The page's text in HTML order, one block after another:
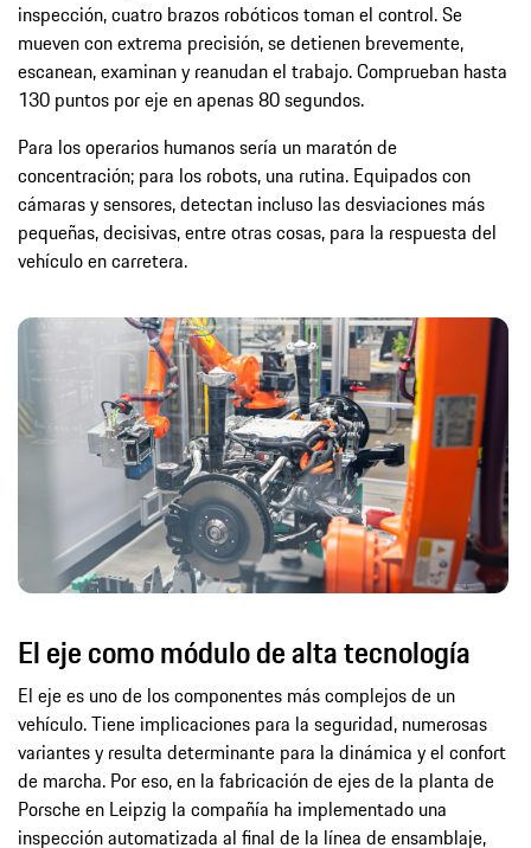
inspección, cuatro brazos robóticos toman el control. Se
mueven con extrema precisión, se detienen brevemente,
escanean, examinan y reanudan el trabajo. Comprueban hasta
130 puntos por eje en apenas 80 segundos.
Para los operarios humanos sería un maratón de
concentración; para los robots, una rutina. Equipados con
cámaras y sensores, detectan incluso las desviaciones más
pequeñas, decisivas, entre otras cosas, para la respuesta del
vehículo en carretera.
El eje como módulo de alta tecnología
El eje es uno de los componentes más complejos de un
vehículo. Tiene implicaciones para la seguridad, numerosas
variantes y resulta determinante para la dinámica y el confort
de marcha. Por eso, en la fabricación de ejes de la planta de
Porsche en Leipzig la compañía ha implementado una
inspección automatizada al final de la línea de ensamblaje,